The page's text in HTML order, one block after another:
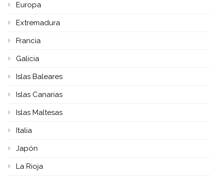
Europa
Extremadura
Francia
Galicia
Islas Baleares
Islas Canarias
Islas Maltesas
Italia
Japón
La Rioja